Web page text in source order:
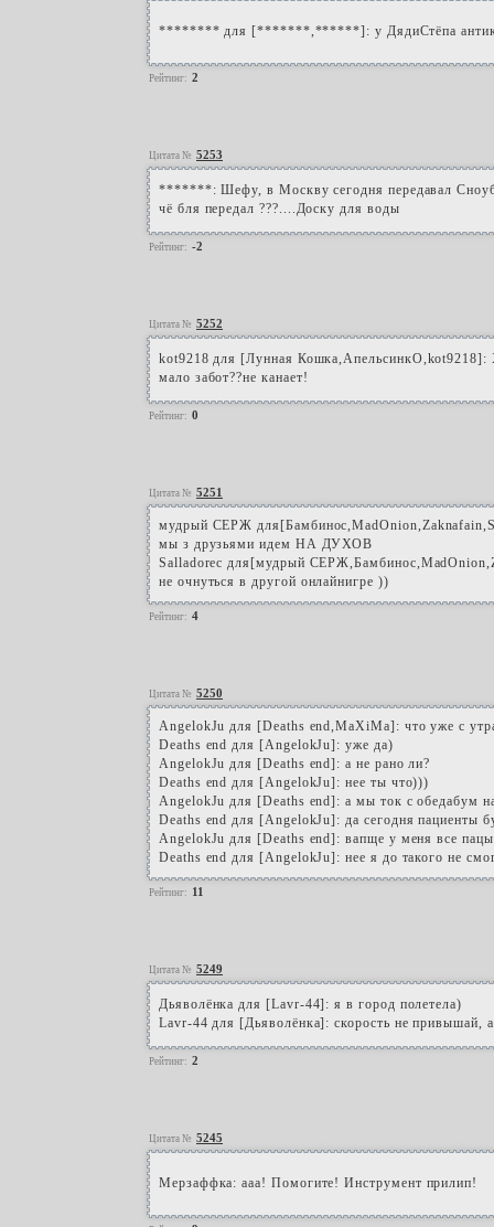
******** для [*******,******]: у ДядиСтёпа
Рейтинг: 2
Цитата № 5253
*******: Шефу, в Москву сегодня передавал
чё бля передал ???....Доску для воды
Рейтинг: -2
Цитата № 5252
kot9218 для [Лунная Кошка,АпельсинкО,kot9218]:
мало забот??не канает!
Рейтинг: 0
Цитата № 5251
мудрый СЕРЖ
мы з друзьями идем НА ДУХОВ
Salladorec для[мудрый
не очнуться в другой онлайнигре ))
Рейтинг: 4
Цитата № 5250
AngelokJu для [Deaths end,MaXiMa]: что уже с
Deaths end для [AngelokJu]: уже да)
AngelokJu для [Deaths end]: а не рано ли?
Deaths end для [AngelokJu]: нее ты что)))
AngelokJu для [Deaths end]: а мы ток с обедабум
Deaths end для [AngelokJu]: да сегодня пациенты
AngelokJu для [Deaths end]: вапще у меня все
Deaths end для [AngelokJu]: нее я до такого не
Рейтинг: 11
Цитата № 5249
Дьяволёнка для [Lavr-44]: я в город полетела)
Lavr-44 для [Дьяволёнка]: скорость не
Рейтинг: 2
Цитата № 5245
Мерзаффка: ааа! Помогите! Инструмент прилип!